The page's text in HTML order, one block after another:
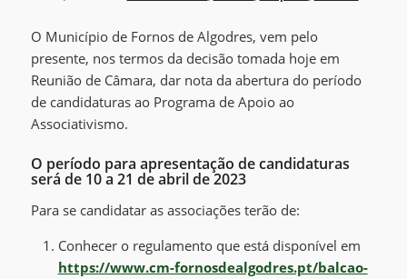
O Município de Fornos de Algodres, vem pelo
presente, nos termos da decisão tomada hoje em
Reunião de Câmara, dar nota da abertura do período
de candidaturas ao Programa de Apoio ao
Associativismo.
O período para apresentação de candidaturas
será de 10 a 21 de abril de 2023
Para se candidatar as associações terão de:
Conhecer o regulamento que está disponível em
https://www.cm-fornosdealgodres.pt/balcao-